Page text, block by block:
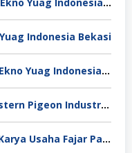
Indonesia Bekasi
Operator CNC Milling PT Ekno Yuag Indonesia Bekasi
Operator Produksi PT Eastern Pigeon Industry Deli Serdang
Pengawas Lapangan CV Karya Usaha Fajar Pasuruan